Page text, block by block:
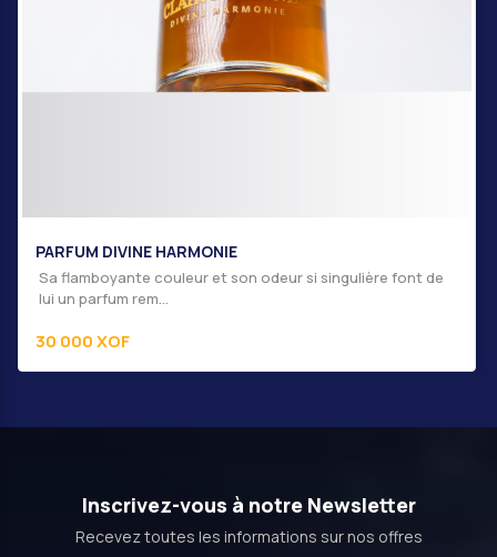
PARFUM DIVINE HARMONIE
Sa flamboyante couleur et son odeur si singulière font de
lui un parfum rem...
30 000 XOF
Inscrivez-vous à notre Newsletter
Recevez toutes les informations sur nos offres